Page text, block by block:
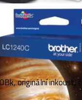
originální inkoust,